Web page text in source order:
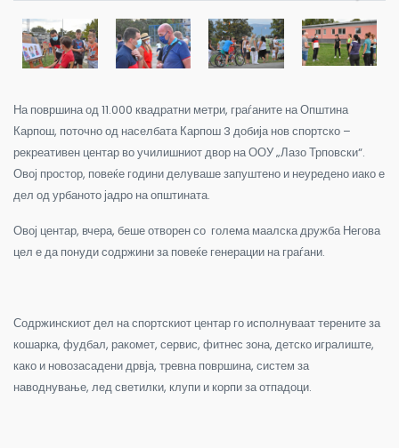
На површина од 11.000 квадратни метри, граѓаните на Општина
Карпош, поточно од населбата Карпош 3 добија нов спортско –
рекреативен центар во училишниот двор на ООУ „Лазо Трповски“.
Овој простор, повеќе години делуваше запуштено и неуредено иако е
дел од урбаното јадро на општината.
Овој центар, вчера, беше отворен со голема маалска дружба Негова
цел е да понуди содржини за повеќе генерации на граѓани.
Содржинскиот дел на спортскиот центар го исполнуваат терените за
кошарка, фудбал, ракомет, сервис, фитнес зона, детско игралиште,
како и новозасадени дрвја, тревна површина, систем за
наводнување, лед светилки, клупи и корпи за отпадоци.